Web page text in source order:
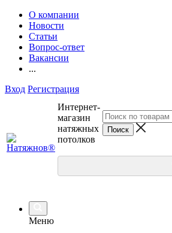
О компании
Новости
Статьи
Вопрос-ответ
Вакансии
...
Вход Регистрация
Интернет-
магазин
натяжных
потолков
Меню